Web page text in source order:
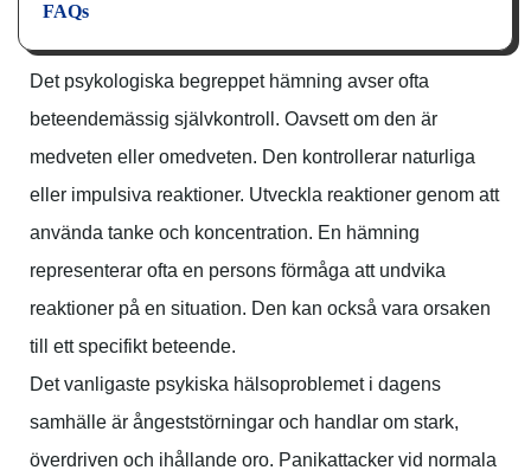
FAQs
Det psykologiska begreppet hämning avser ofta
beteendemässig självkontroll. Oavsett om den är
medveten eller omedveten. Den kontrollerar naturliga
eller impulsiva reaktioner. Utveckla reaktioner genom att
använda tanke och koncentration. En hämning
representerar ofta en persons förmåga att undvika
reaktioner på en situation. Den kan också vara orsaken
till ett specifikt beteende.
Det vanligaste psykiska hälsoproblemet i dagens
samhälle är ångeststörningar och handlar om stark,
överdriven och ihållande oro. Panikattacker vid normala